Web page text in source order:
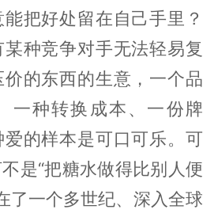
把好处留在自己手里？
种竞争对手无法轻易复
的东西的生意，一个品
一种转换成本、一份牌
的样本是可口可乐。可
是“把糖水做得比别人便
了一个多世纪、深入全球